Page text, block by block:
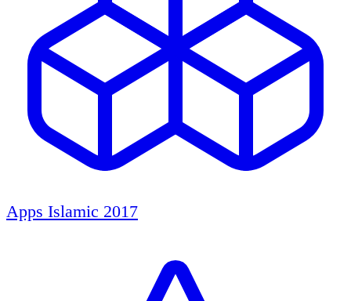
Apps Islamic 2017